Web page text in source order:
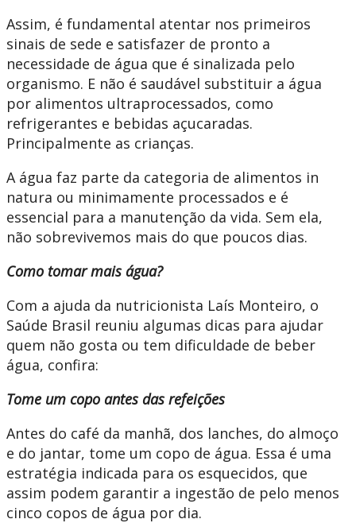
Assim, é fundamental atentar nos primeiros
sinais de sede e satisfazer de pronto a
necessidade de água que é sinalizada pelo
organismo. E não é saudável substituir a água
por alimentos ultraprocessados, como
refrigerantes e bebidas açucaradas.
Principalmente as crianças.
A água faz parte da categoria de alimentos in
natura ou minimamente processados e é
essencial para a manutenção da vida. Sem ela,
não sobrevivemos mais do que poucos dias.
Como tomar mais água?
Com a ajuda da nutricionista Laís Monteiro, o
Saúde Brasil reuniu algumas dicas para ajudar
quem não gosta ou tem dificuldade de beber
água, confira:
Tome um copo antes das refeições
Antes do café da manhã, dos lanches, do almoço
e do jantar, tome um copo de água. Essa é uma
estratégia indicada para os esquecidos, que
assim podem garantir a ingestão de pelo menos
cinco copos de água por dia.